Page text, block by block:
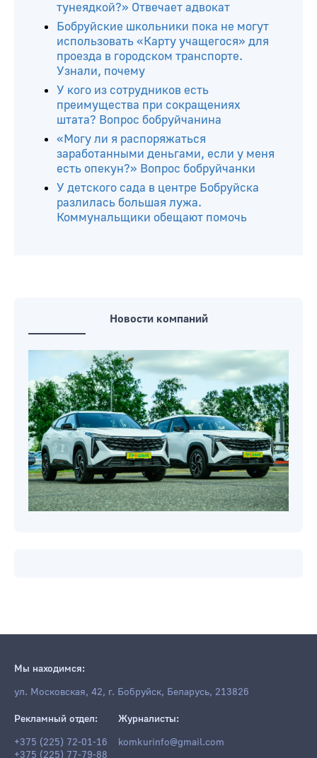
Читайте ещё
«Собираюсь погостить у свекрови два-
три месяца. Стану ли я считаться
тунеядкой?» Отвечает адвокат
Бобруйские школьники пока не могут
использовать «Карту учащегося» для
проезда в городском транспорте.
Узнали, почему
У кого из сотрудников есть
преимущества при сокращениях
штата? Вопрос бобруйчанина
Коммунальщики обещают помочь
Новости компаний